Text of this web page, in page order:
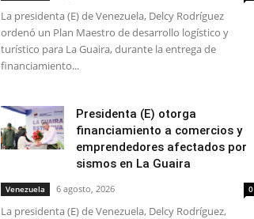
La presidenta (E) de Venezuela, Delcy Rodríguez
ordenó un Plan Maestro de desarrollo logístico y
turístico para La Guaira, durante la entrega de
financiamiento...
Presidenta (E) otorga
financiamiento a comercios y
emprendedores afectados por
sismos en La Guaira
Venezuela 6 agosto, 2026 0
La presidenta (E) de Venezuela, Delcy Rodríguez,